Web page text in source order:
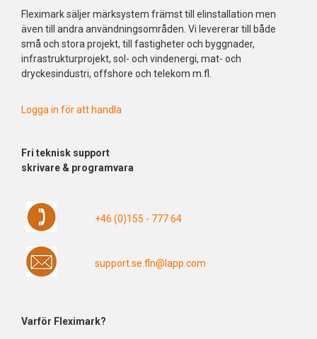
Fleximark säljer märksystem främst till elinstallation men
även till andra användningsområden. Vi levererar till både
små och stora projekt, till fastigheter och byggnader,
infrastrukturprojekt, sol- och vindenergi, mat- och
dryckesindustri, offshore och telekom m.fl.
Logga in för att handla
Fri teknisk support
skrivare & programvara
+46 (0)155 - 777 64
support.se.fln@lapp.com
Varför Fleximark?